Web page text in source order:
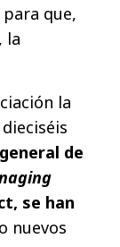
que,
la
la
de
se han
nuevos